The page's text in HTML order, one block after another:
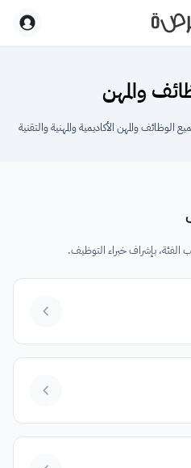
والمهن
والمهن الأكاديمية والمهنية والتقنية
بإشراف خبراء التوظيف.